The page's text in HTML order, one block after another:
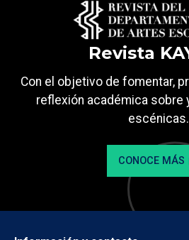
Revista
Con el objetivo de fomentar,
reflexión académica sobre
escénicas.
CONOCE MÁS